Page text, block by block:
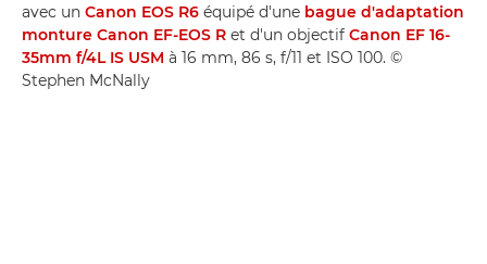
avec un Canon EOS R6 équipé d'une bague d'adaptation
monture Canon EF-EOS R et d'un objectif Canon EF 16-
35mm f/4L IS USM à 16 mm, 86 s, f/11 et ISO 100. ©
Stephen McNally